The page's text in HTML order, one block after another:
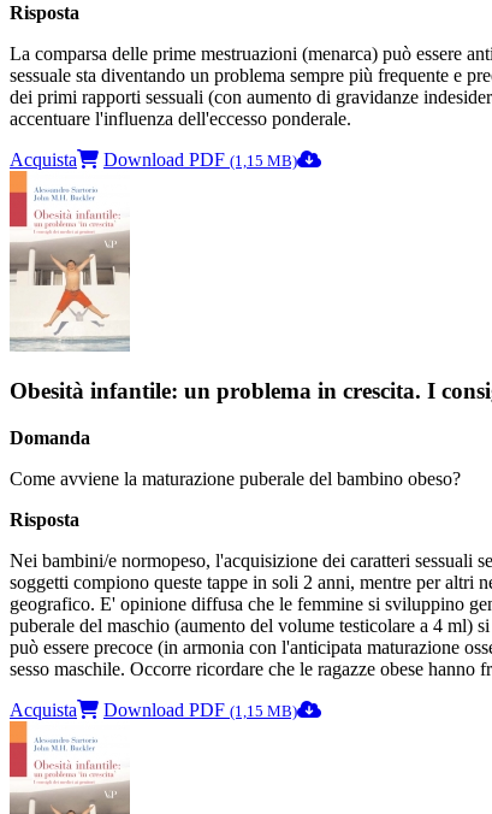
Risposta
La comparsa delle prime mestruazioni (menarca) può essere
sessuale sta diventando un problema sempre più frequente e
dei primi rapporti sessuali (con aumento di gravidanze
accentuare l'influenza dell'eccesso ponderale.
Acquista
Download PDF (1,15 MB)
Obesità infantile: un problema in crescita. I
Domanda
Come avviene la maturazione puberale del bambino obeso?
Risposta
Nei bambini/e normopeso, l'acquisizione dei caratteri sessuali
soggetti compiono queste tappe in soli 2 anni, mentre per altri
geografico. E' opinione diffusa che le femmine si sviluppino
puberale del maschio (aumento del volume testicolare a 4 ml)
può essere precoce (in armonia con l'anticipata maturazione
sesso maschile. Occorre ricordare che le ragazze obese
Acquista
Download PDF (1,15 MB)